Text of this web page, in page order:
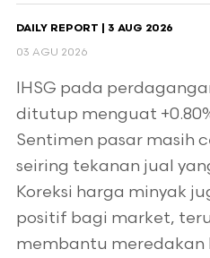
DAILY REPORT | 3 AUG 2026
03 AGU 2026
IHSG pada
ditutup menguat +0.80%
Sentimen pasar masih
seiring tekanan jual
Koreksi harga minyak
positif bagi market,
membantu meredakan